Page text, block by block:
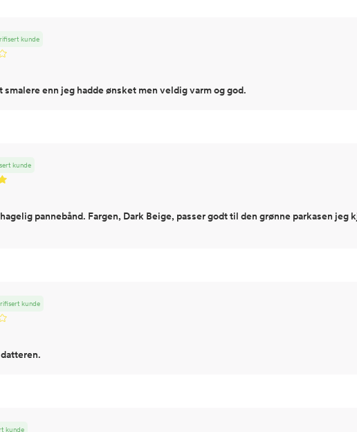
kunde
smalere enn jeg hadde ønsket men veldig varm og god.
kunde
pannebånd. Fargen, Dark Beige, passer godt til den grønne parkasen jeg
kunde
kunde